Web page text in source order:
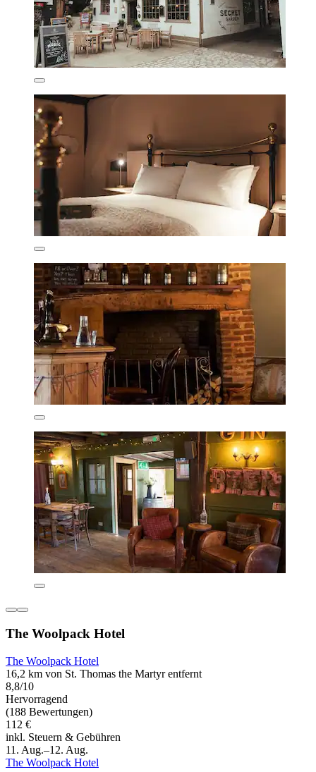
The Woolpack Hotel
The Woolpack Hotel
16,2 km von St. Thomas the Martyr entfernt
8,8/10
Hervorragend
(188 Bewertungen)
112 €
inkl. Steuern & Gebühren
11. Aug.–12. Aug.
The Woolpack Hotel